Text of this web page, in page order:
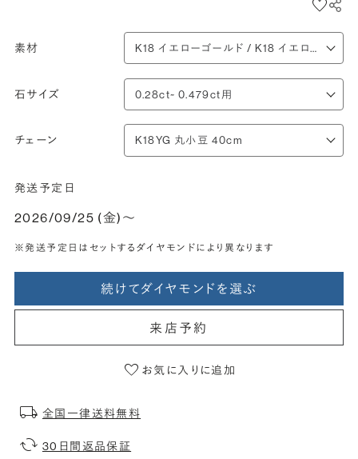
素材
石サイズ
チェーン
発送予定日
2026/09/25 (金)〜
※発送予定日はセットするダイヤモンドにより異なります
続けてダイヤモンドを選ぶ
来店予約
お気に入りに追加
全国一律送料無料
30日間返品保証